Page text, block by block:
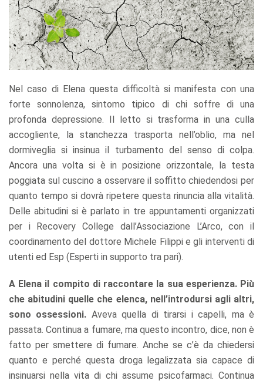
Nel caso di Elena questa difficoltà si manifesta con una
forte sonnolenza, sintomo tipico di chi soffre di una
profonda depressione. Il letto si trasforma in una culla
accogliente, la stanchezza trasporta nell’oblio, ma nel
dormiveglia si insinua il turbamento del senso di colpa.
Ancora una volta si è in posizione orizzontale, la testa
poggiata sul cuscino a osservare il soffitto chiedendosi per
quanto tempo si dovrà ripetere questa rinuncia alla vitalità.
Delle abitudini si è parlato in tre appuntamenti organizzati
per i Recovery College dall’Associazione L’Arco, con il
coordinamento del dottore Michele Filippi e gli interventi di
utenti ed Esp (Esperti in supporto tra pari).
A Elena il compito di raccontare la sua esperienza. Più
che abitudini quelle che elenca, nell’introdursi agli altri,
sono ossessioni. Aveva quella di tirarsi i capelli, ma è
passata. Continua a fumare, ma questo incontro, dice, non è
fatto per smettere di fumare. Anche se c’è da chiedersi
quanto e perché questa droga legalizzata sia capace di
insinuarsi nella vita di chi assume psicofarmaci. Continua